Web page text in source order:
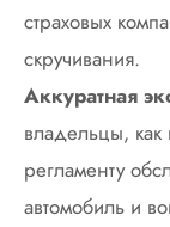
страховых
скручивания.
Аккуратная
владельцы, как
регламенту
автомобиль и